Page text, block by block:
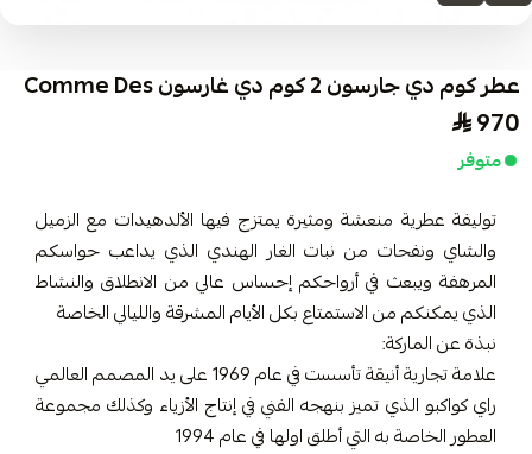
عطر كوم دي جارسون 2 كوم دي غارسون Comme Des
970
متوفر
توليفة عطرية منعشة ومثيرة يمتزج فيها الألدهيدات مع الزميل
والشاي ونفحات من نبات الغار الهندي الذي يداعب حواسكم
المرهفة ويبعث في أرواحكم إحساس عالي من الانطلاق والنشاط
الذي يمكنكم من الاستمتاع بكل الأيام المشرقة والليالي الخاصة
نبذة عن الماركة:
علامة تجارية أنيقة تأسست في عام 1969 على يد المصمم العالمي
راي كواكبو الذي تميز بنهجه الفني في إنتاج الأزياء وكذلك مجموعة
العطور الخاصة به التي أطلق اولها في عام 1994